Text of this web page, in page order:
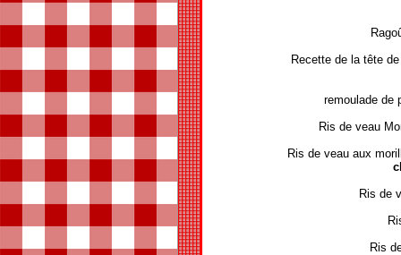
Recette de la tête
remoulade de
Ris de veau
Ris de veau aux
Ris de
Ris